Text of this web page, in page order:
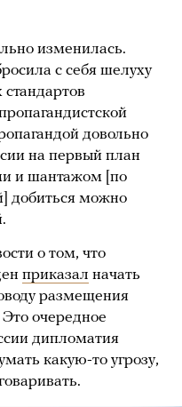
изменилась.
с себя шелуху
довольно
на первый план
и шантажом [по
добиться можно
о том, что
приказал начать
размещения
очередное
дипломатия
какую-то угрозу,